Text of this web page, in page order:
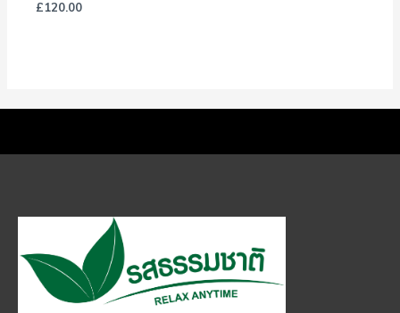
£120.00